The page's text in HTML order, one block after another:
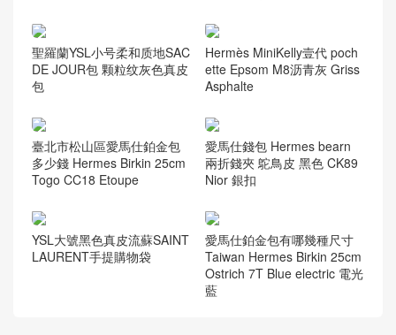
香奈兒鏈條包 Gabrielle 流浪
鏈條包 雾蓝色 山羊皮漸變鏈
愛馬仕凱莉包28 尺寸大小 H
ermes Kelly 28 Epsom Q5 R
聖羅蘭YSL小号柔和质地SAC
DE JOUR包 颗粒纹灰色真皮
Hermès MiniKelly壹代 poch
ette Epsom M8沥青灰 Griss
臺北市松山區愛馬仕鉑金包
愛馬仕錢包 Hermes bearn
兩折錢夾 鴕鳥皮 黑色 CK89
Nior 銀扣